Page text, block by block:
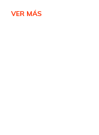
VER MÁS